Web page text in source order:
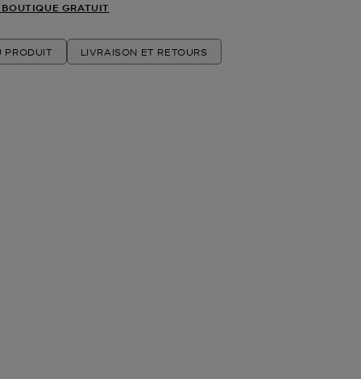
GRATUIT
PRODUIT LIVRAISON ET RETOURS